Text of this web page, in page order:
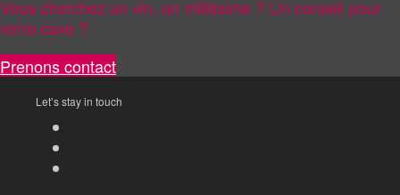
Vous cherchez un vin, un millésime ? Un conseil pour
votre cave ?
Prenons contact
Let’s stay in touch